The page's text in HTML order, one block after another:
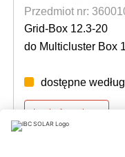
Przedmiot nr:
Grid-Box 12.3-20
do Multicluster Box
dostępne
Login for prices